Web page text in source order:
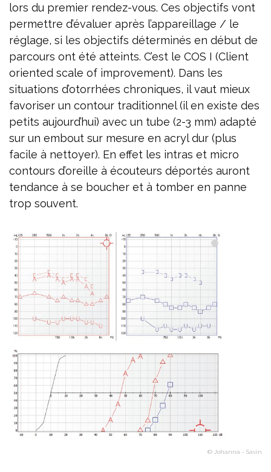
lors du premier rendez-vous. Ces objectifs vont
permettre d’évaluer après l’appareillage / le
réglage, si les objectifs déterminés en début de
parcours ont été atteints. C’est le COS I (Client
oriented scale of improvement). Dans les
situations d’otorrhées chroniques, il vaut mieux
favoriser un contour traditionnel (il en existe des
petits aujourd’hui) avec un tube (2-3 mm) adapté
sur un embout sur mesure en acryl dur (plus
facile à nettoyer). En effet les intras et micro
contours d’oreille à écouteurs déportés auront
tendance à se boucher et à tomber en panne
trop souvent.
© Johanna - Savin